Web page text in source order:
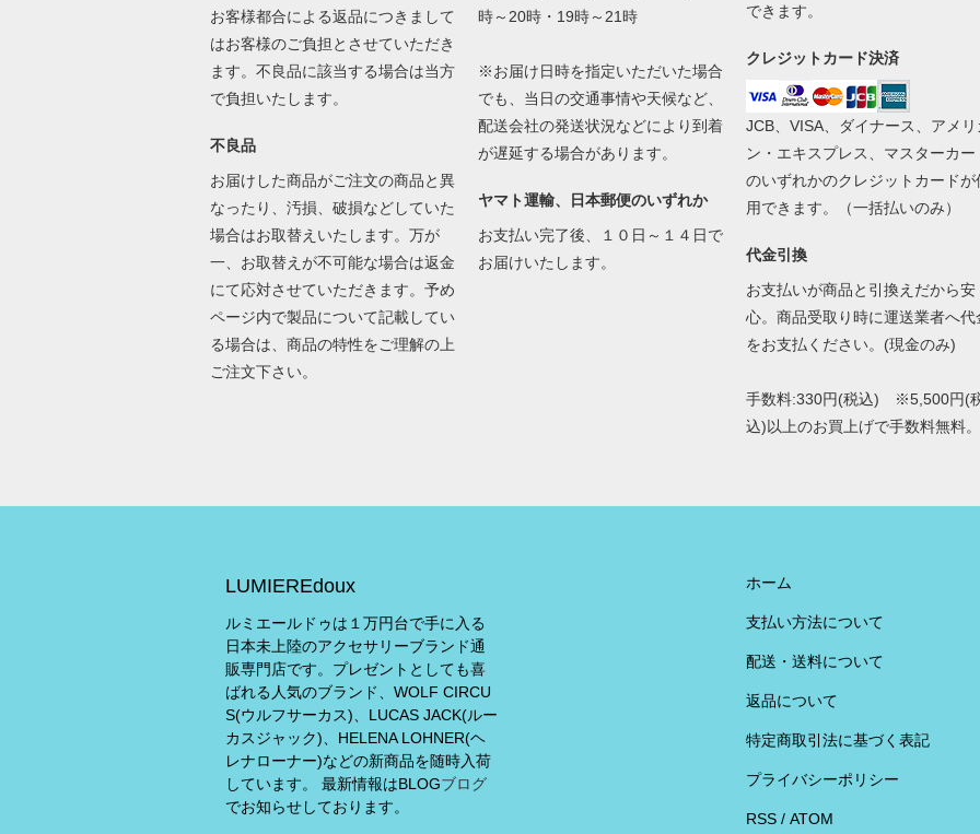
お客様都合による返品につきまして
はお客様のご負担とさせていただき
ます。不良品に該当する場合は当方
で負担いたします。
不良品
お届けした商品がご注文の商品と異
なったり、汚損、破損などしていた
場合はお取替えいたします。万が
一、お取替えが不可能な場合は返金
にて応対させていただきます。予め
ページ内で製品について記載してい
る場合は、商品の特性をご理解の上
ご注文下さい。
時～20時・19時～21時
※お届け日時を指定いただいた場合
でも、当日の交通事情や天候など、
配送会社の発送状況などにより到着
が遅延する場合があります。
ヤマト運輸、日本郵便のいずれか
お支払い完了後、１０日～１４日で
お届けいたします。
できます。
クレジットカード決済
JCB、VISA、ダイナース、アメリ
ン・エキスプレス、マスターカー
のいずれかのクレジットカードが
用できます。（一括払いのみ）
代金引換
お支払いが商品と引換えだから安
心。商品受取り時に運送業者へ代
をお支払ください。(現金のみ)
手数料:330円(税込) ※5,500円(
込)以上のお買上げで手数料無料
LUMIEREdoux
ルミエールドゥは１万円台で手に入る
日本未上陸のアクセサリーブランド通
販専門店です。プレゼントとしても喜
ばれる人気のブランド、WOLF CIRCU
S(ウルフサーカス)、LUCAS JACK(ルー
カスジャック)、HELENA LOHNER(ヘ
レナローナー)などの新商品を随時入荷
しています。 最新情報はBLOGブログ
でお知らせしております。
ホーム
支払い方法について
配送・送料について
返品について
特定商取引法に基づく表記
プライバシーポリシー
RSS/ ATOM